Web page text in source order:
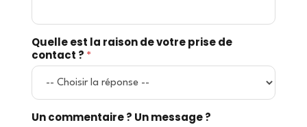
Quelle est la raison de votre prise de
contact ? *
Un commentaire ? Un message ?